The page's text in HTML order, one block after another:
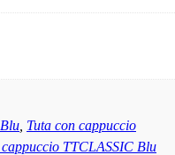
Tuta con cappuccio
TTCLASSIC Blu